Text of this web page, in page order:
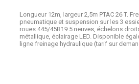
Longueur 12m, largeur 2,5m PTAC 26 T.
pneumatique et suspension sur les 3
roues 445/45R19.5 neuves, échelons
métallique, éclairage LED. Disponible
ligne freinage hydraulique (tarif sur